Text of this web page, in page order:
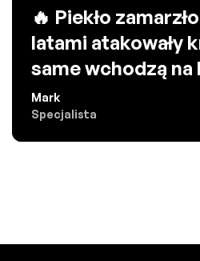
🔥 Piekło
latami atakowały
same wchodzą
Mark
Specjalista